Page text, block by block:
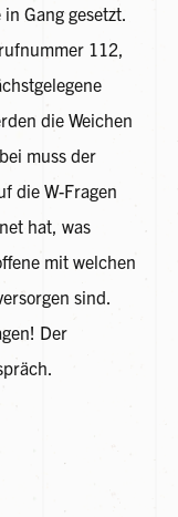
Gang gesetzt.
112,
die Weichen
muss der
die W-Fragen
hat, was
mit welchen
sind.
Der